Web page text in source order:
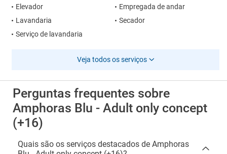
Elevador
Empregada de andar
Lavandaria
Secador
Serviço de lavandaria
Veja todos os serviços
Perguntas frequentes sobre
Amphoras Blu - Adult only concept
(+16)
Quais são os serviços destacados de Amphoras